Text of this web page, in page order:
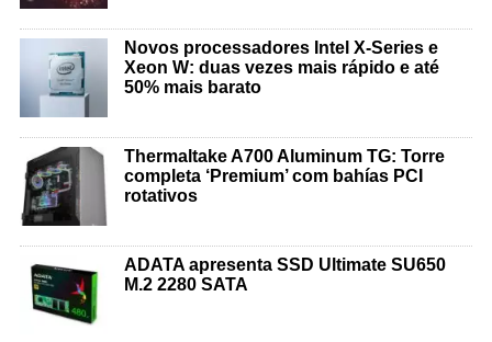
Novos processadores Intel X-Series e
Xeon W: duas vezes mais rápido e até
50% mais barato
Thermaltake A700 Aluminum TG: Torre
completa ‘Premium’ com bahías PCI
rotativos
ADATA apresenta SSD Ultimate SU650
M.2 2280 SATA